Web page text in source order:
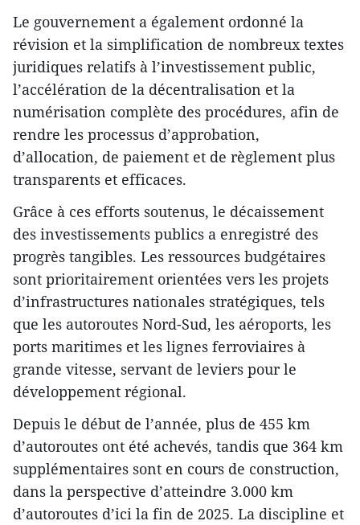
Le gouvernement a également ordonné la
révision et la simplification de nombreux textes
juridiques relatifs à l’investissement public,
l’accélération de la décentralisation et la
numérisation complète des procédures, afin de
rendre les processus d’approbation,
d’allocation, de paiement et de règlement plus
transparents et efficaces.
Grâce à ces efforts soutenus, le décaissement
des investissements publics a enregistré des
progrès tangibles. Les ressources budgétaires
sont prioritairement orientées vers les projets
d’infrastructures nationales stratégiques, tels
que les autoroutes Nord-Sud, les aéroports, les
ports maritimes et les lignes ferroviaires à
grande vitesse, servant de leviers pour le
développement régional.
Depuis le début de l’année, plus de 455 km
d’autoroutes ont été achevés, tandis que 364 km
supplémentaires sont en cours de construction,
dans la perspective d’atteindre 3.000 km
d’autoroutes d’ici la fin de 2025. La discipline et